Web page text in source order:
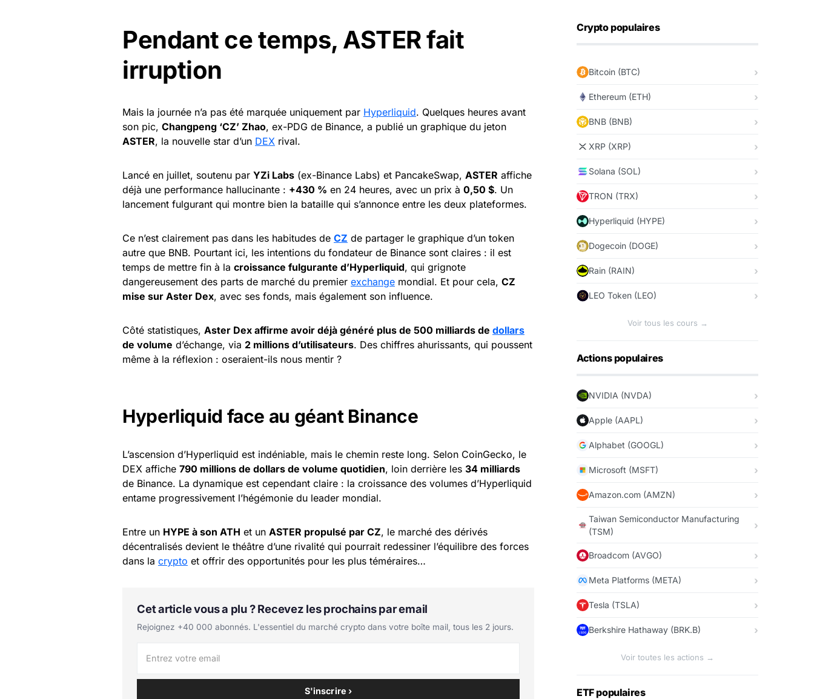
Pendant ce temps, ASTER fait
irruption
Mais la journée n’a pas été marquée uniquement par Hyperliquid. Quelques heures avant
son pic, Changpeng ‘CZ’ Zhao, ex-PDG de Binance, a publié un graphique du jeton
ASTER, la nouvelle star d’un DEX rival.
Lancé en juillet, soutenu par YZi Labs (ex-Binance Labs) et PancakeSwap, ASTER affiche
déjà une performance hallucinante : +430 % en 24 heures, avec un prix à 0,50 $. Un
lancement fulgurant qui montre bien la bataille qui s’annonce entre les deux plateformes.
Ce n’est clairement pas dans les habitudes de CZ de partager le graphique d’un token
autre que BNB. Pourtant ici, les intentions du fondateur de Binance sont claires : il est
temps de mettre fin à la croissance fulgurante d’Hyperliquid, qui grignote
dangereusement des parts de marché du premier exchange mondial. Et pour cela, CZ
mise sur Aster Dex, avec ses fonds, mais également son influence.
Côté statistiques, Aster Dex affirme avoir déjà généré plus de 500 milliards de dollars
de volume d’échange, via 2 millions d’utilisateurs. Des chiffres ahurissants, qui poussent
même à la réflexion : oseraient-ils nous mentir ?
Hyperliquid face au géant Binance
L’ascension d’Hyperliquid est indéniable, mais le chemin reste long. Selon CoinGecko, le
DEX affiche 790 millions de dollars de volume quotidien, loin derrière les 34 milliards
de Binance. La dynamique est cependant claire : la croissance des volumes d’Hyperliquid
entame progressivement l’hégémonie du leader mondial.
Entre un HYPE à son ATH et un ASTER propulsé par CZ, le marché des dérivés
décentralisés devient le théâtre d’une rivalité qui pourrait redessiner l’équilibre des forces
dans la crypto et offrir des opportunités pour les plus téméraires…
Cet article vous a plu ? Recevez les prochains par email
Rejoignez +40 000 abonnés. L'essentiel du marché crypto dans votre boîte mail, tous les 2 jours.
S'inscrire ›
Crypto populaires
Bitcoin (BTC)
Ethereum (ETH)
BNB (BNB)
XRP (XRP)
Solana (SOL)
TRON (TRX)
Hyperliquid (HYPE)
Dogecoin (DOGE)
Rain (RAIN)
LEO Token (LEO)
Voir tous les cours →
Actions populaires
NVIDIA (NVDA)
Apple (AAPL)
Alphabet (GOOGL)
Microsoft (MSFT)
Amazon.com (AMZN)
Taiwan Semiconductor Manufacturing
(TSM)
Broadcom (AVGO)
Meta Platforms (META)
Tesla (TSLA)
Berkshire Hathaway (BRK.B)
Voir toutes les actions →
ETF populaires